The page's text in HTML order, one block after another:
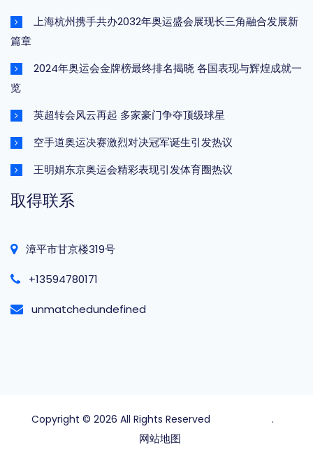
上海杭州携手共办2032年奥运盛会展现长三角融合发展新
篇章
2024年奥运会金牌榜最终排名揭晓 各国表现与辉煌成就一
览
英超转会风云再起 多家豪门争夺顶级球星
空手道奥运决赛激烈对决冠军诞生引发热议
王明娟东京奥运会精彩表现引发体育圈热议
取得联系
漳平市甘京楼319号
+13594780171
unmatchedundefined
Copyright © 2026 All Rights Reserved .
网站地图